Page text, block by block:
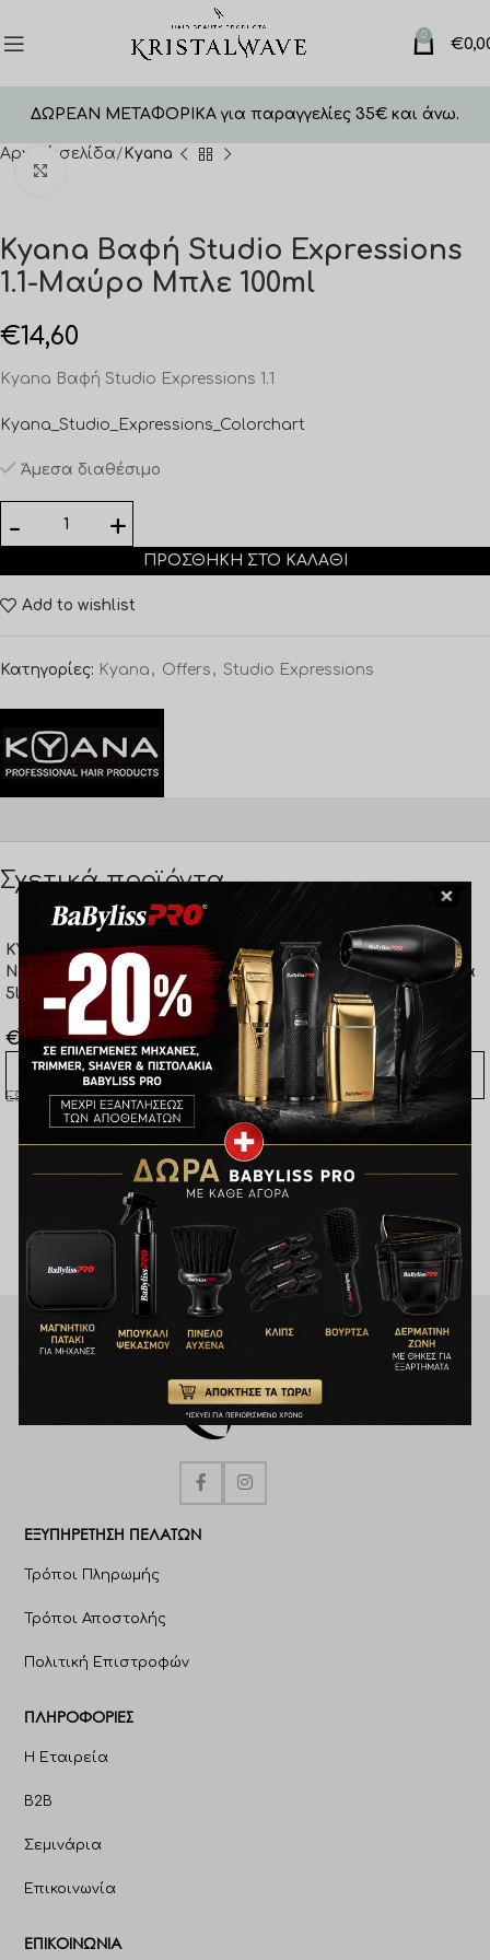
0 €
ΔΩΡΕΑΝ ΜΕΤΑΦΟΡΙΚΑ για παραγγελίες 35€ και άνω.
Αρχική σελίδα Kyana
Kyana Βαφή Studio Expressions
1.1-Μαύρο Μπλε 100ml
€14,60
Kyana Βαφή Studio Expressions 1.1
Kyana_Studio_Expressions_Colorchart
Άμεσα διαθέσιμο
ΠΡΟΣΘΉΚΗ ΣΤΟ ΚΑΛΆΘΙ
Add to wishlist
Κατηγορίες: Kyana , Offers , Studio Expressions
Σχετικά προϊόντα
KYANA SHAMPOO
NEUTRALISING POST COLOR
5lt / εξουδετερωτικό βαφής
€33,20
ΠΡΟΣΘΉΚΗ ΣΤΟ ΚΑΛΆΘΙ
Εξουδετερωτικό βαφής
KYANA SHAMPOO CHOCO
CARAMEL 5lt / για βαμμένα
μαλλιά
€33,20
ΠΡΟΣΘΉΚΗ ΣΤΟ ΚΑΛΆΘΙ
Σαμπουάν με άρωμα Choco
Caramel
ΕΞΥΠΗΡΈΤΗΣΗ ΠΕΛΑΤΩΝ
Τρόποι Πληρωμής
Τρόποι Αποστολής
Πολιτική Επιστροφών
ΠΛΗΡΟΦΟΡΊΕΣ
Η Εταιρεία
B2B
Σεμινάρια
Επικοινωνία
ΕΠΙΚΟΙΝΩΝΊΑ